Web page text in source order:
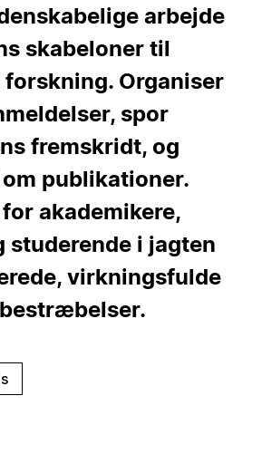
arbejde
skabeloner til
Organiser
spor
fremskridt, og
publikationer.
akademikere,
studerende i jagten
virkningsfulde